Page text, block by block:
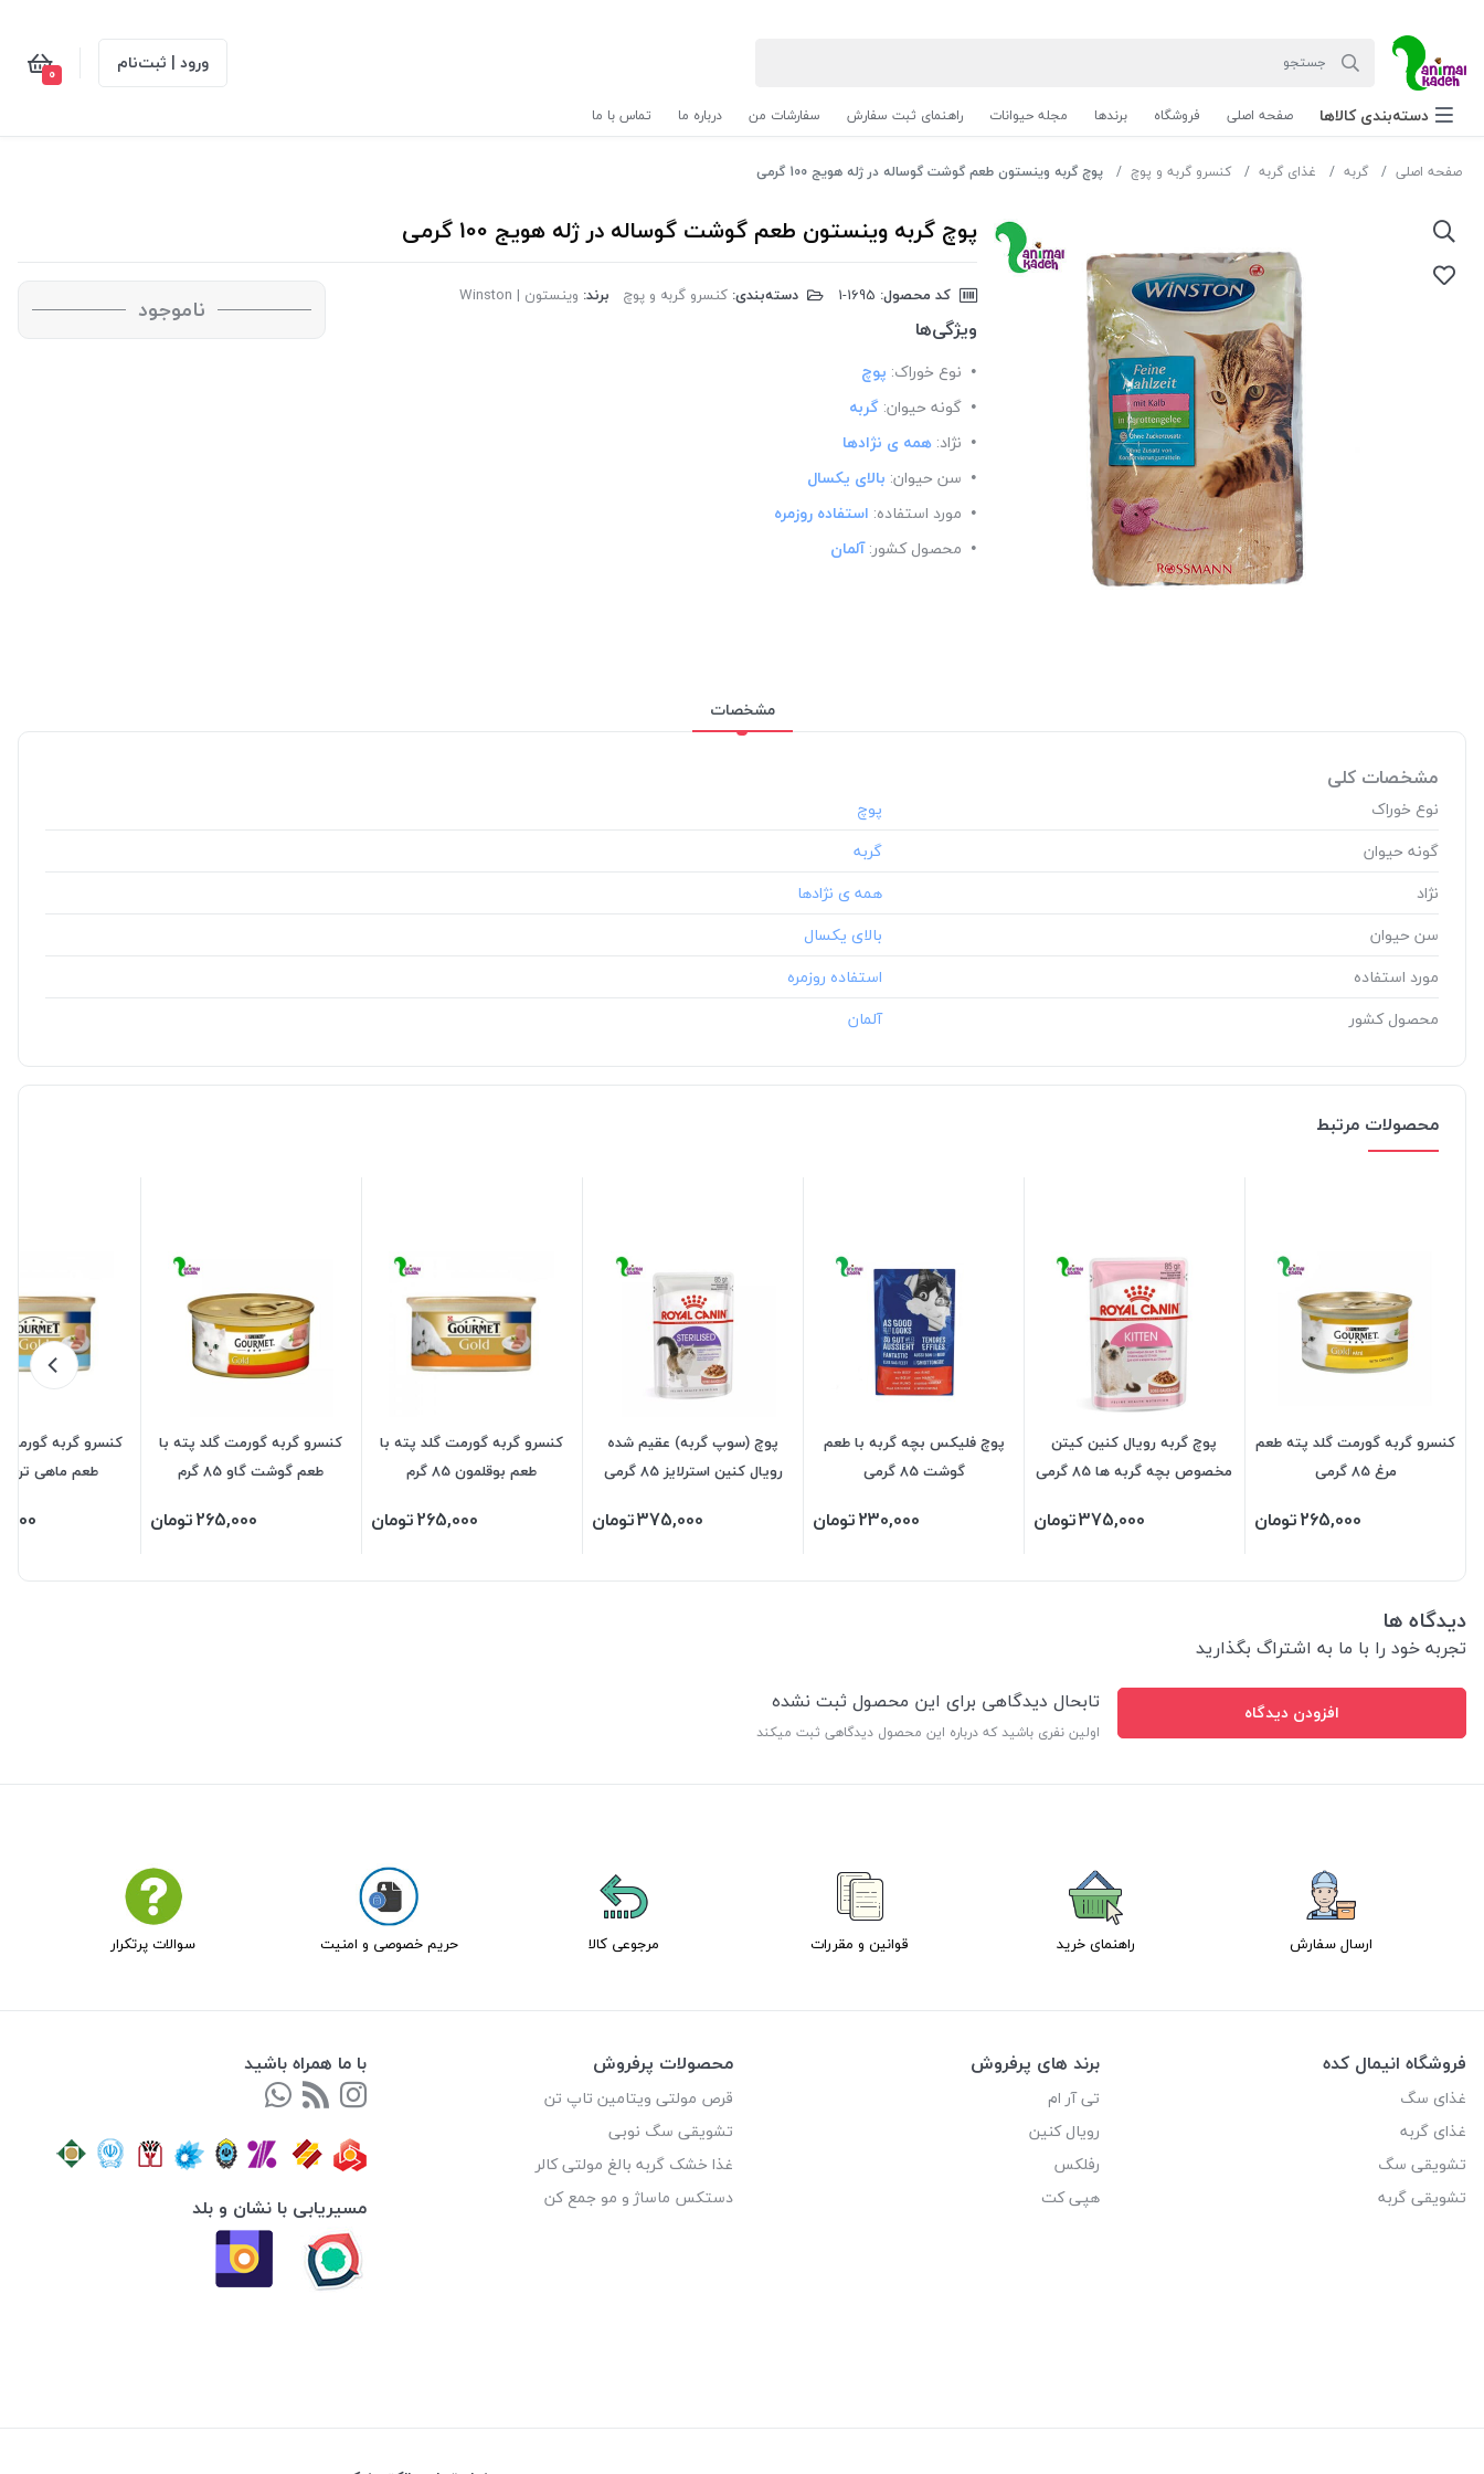
ورود | ثبت‌نام 0
دسته‌بندی‌ کالاها صفحه اصلی فروشگاه برندها مجله حیوانات راهنمای ثبت سفارش سفارشات من درباره ما تماس با ما
صفحه اصلی گربه غذای گربه کنسرو گربه و پوچ پوچ گربه وینستون طعم گوشت گوساله در ژله هویج 100 گرمی
پوچ گربه وینستون طعم گوشت گوساله در ژله هویج 100 گرمی
کد محصول: دسته‌بندی: کنسرو گربه و پوچ برند: وینستون | Winston
ویژگی‌ها
نوع خوراک: پوچ
گونه حیوان: گربه
نژاد: همه ی نژادها
سن حیوان: بالای یکسال
مورد استفاده: استفاده روزمره
محصول کشور:آلمان
ناموجود
مشخصات
مشخصات کلی
نوع خوراک
گونه حیوان
نژاد
سن حیوان
مورد استفاده
محصول کشور
محصولات مرتبط
کنسرو گربه گورمت گلد پته طعم
مرغ 85 گرمی
265,000تومان
پوچ گربه رویال کنین کیتن
مخصوص بچه گربه ها 85 گرمی
375,000تومان
پوچ فلیکس بچه گربه با طعم
گوشت 85 گرمی
230,000تومان
پوچ (سوپ گربه) عقیم شده
رویال کنین استرلایز 85 گرمی
375,000تومان
کنسرو گربه گورمت گلد پته با
طعم بوقلمون 85 گرم
265,000تومان
کنسرو گربه گورمت گلد پته با
طعم گوشت گاو 85 گرم
265,000تومان
کنسرو گربه گورمت
طعم ماهی تن 85 گرم
دیدگاه ها
تجربه خود را با ما به اشتراگ بگذارید
افزودن دیدگاه تابحال دیدگاهی برای این محصول ثبت نشده
اولین نفری باشید که درباره این محصول دیدگاهی ثبت میکند
ارسال سفارش راهنمای خرید قوانین و مقررات مرجوعی کالا حریم خصوصی و امنیت سوالات پرتکرار
فروشگاه انیمال کده
غذای سگ
غذای گربه
تشویقی سگ
تشویقی گربه
برند های پرفروش
تی آر ام
رویال کنین
رفلکس
هپی کت
محصولات پرفروش
قرص مولتی ویتامین تاپ تن
تشویقی سگ نوبی
غذا خشک گربه بالغ مولتی کالر
دستکس ماساژ و مو جمع کن
با ما همراه باشید
مسیریابی با نشان و بلد